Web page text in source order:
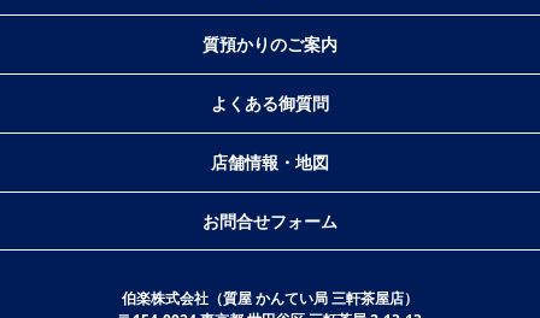
質預かりのご案内
よくある御質問
店舗情報・地図
お問合せフォーム
伯楽株式会社（質屋 かんてい局 三軒茶屋店）